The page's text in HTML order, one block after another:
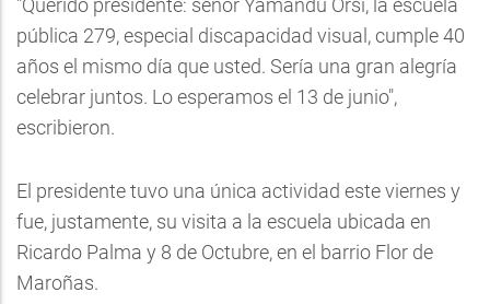
"Querido presidente: señor Yamandú Orsi, la escuela
pública 279, especial discapacidad visual, cumple 40
años el mismo día que usted. Sería una gran alegría
celebrar juntos. Lo esperamos el 13 de junio",
escribieron.
El presidente tuvo una única actividad este viernes y
fue, justamente, su visita a la escuela ubicada en
Ricardo Palma y 8 de Octubre, en el barrio Flor de
Maroñas.